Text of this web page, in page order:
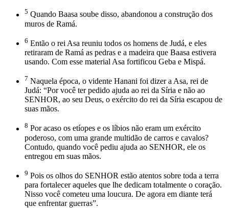
5 Quando Baasa soube disso, abandonou a construção dos
muros de Ramá.
6 Então o rei Asa reuniu todos os homens de Judá, e eles
retiraram de Ramá as pedras e a madeira que Baasa estivera
usando. Com esse material Asa fortificou Geba e Mispá.
7 Naquela época, o vidente Hanani foi dizer a Asa, rei de
Judá: “Por você ter pedido ajuda ao rei da Síria e não ao
SENHOR, ao seu Deus, o exército do rei da Síria escapou de
suas mãos.
8 Por acaso os etíopes e os líbios não eram um exército
poderoso, com uma grande multidão de carros e cavalos?
Contudo, quando você pediu ajuda ao SENHOR, ele os
entregou em suas mãos.
9 Pois os olhos do SENHOR estão atentos sobre toda a terra
para fortalecer aqueles que lhe dedicam totalmente o coração.
Nisso você cometeu uma loucura. De agora em diante terá
que enfrentar guerras”.